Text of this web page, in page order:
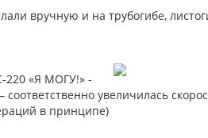
вручную и на трубогибе,
220 «Я МОГУ!» -
увеличилась
в принципе)